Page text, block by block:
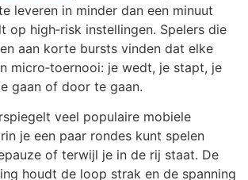
leveren in minder dan een minuut
op high‑risk instellingen. Spelers die
aan korte bursts vinden dat elke
micro‑toernooi: je wedt, je stapt, je
gaan of door te gaan.
veel populaire mobiele
je een paar rondes kunt spelen
of terwijl je in de rij staat. De
houdt de loop strak en de spanning